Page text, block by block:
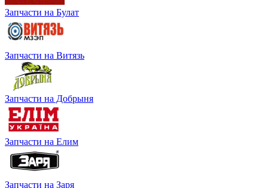
Запчасти на Булат
Запчасти на Витязь
Запчасти на Добрыня
Запчасти на Елим
Запчасти на Заря